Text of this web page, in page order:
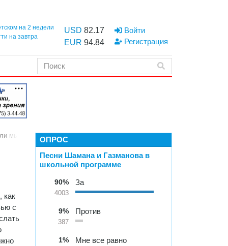
на 2 недели
на завтра
USD 82.17
EUR 94.84
Войти
Регистрация
мы все к этому?
как
с
ОПРОС
Песни Шамана и Газманова в
школьной программе
90%
4003
За
9%
387
Против
1% Мне все равно